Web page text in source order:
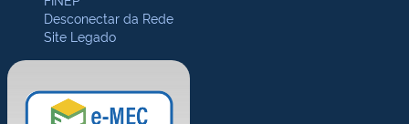
Desconectar da Rede
Site Legado